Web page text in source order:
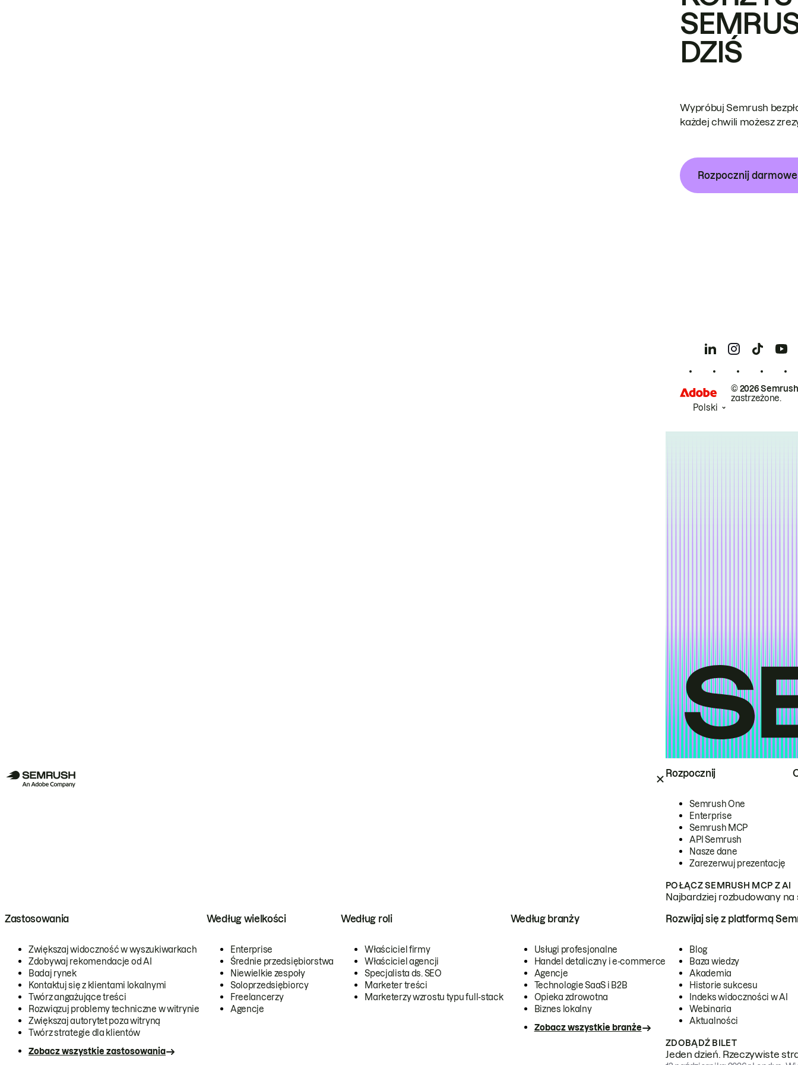
Rozpocznij
Semrush One
Enterprise
Semrush MCP
API Semrush
Nasze dane
Zarezerwuj prezentację
POŁĄCZ SEMRUSH MCP Z AI
Najbardziej rozbudowany
Zastosowania
Zwiększaj widoczność w wyszukiwarkach
Zdobywaj rekomendacje od AI
Badaj rynek
Kontaktuj się z klientami lokalnymi
Twórz angażujące treści
Rozwiązuj problemy techniczne w witrynie
Zwiększaj autorytet poza witryną
Twórz strategie dla klientów
Zobacz wszystkie zastosowania
Według wielkości
Enterprise
Średnie przedsiębiorstwa
Niewielkie zespoły
Soloprzedsiębiorcy
Freelancerzy
Agencje
Według roli
Właściciel firmy
Właściciel agencji
Specjalista ds. SEO
Marketer treści
Marketerzy wzrostu typu full-stack
Według branży
Usługi profesjonalne
Handel detaliczny i e-commerce
Agencje
Technologie SaaS i B2B
Opieka zdrowotna
Biznes lokalny
Zobacz wszystkie branże
Rozwijaj się z platformą
Blog
Baza wiedzy
Akademia
Historie sukcesu
Indeks widoczności w AI
Webinaria
Aktualności
ZDOBĄDŹ BILET
Jeden dzień. Rzeczywiste
DZIŚ
Wypróbuj Semrush
każdej chwili możesz
Rozpocznij
© 2026
zastrzeżone.
Polski